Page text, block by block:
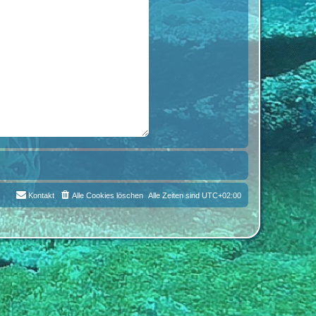
Alle Zeiten sind UTC+02:00
Alle Cookies löschen
Kontakt